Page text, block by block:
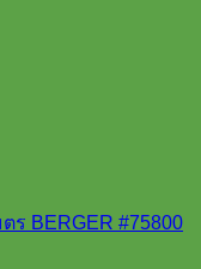
ร BERGER #75800